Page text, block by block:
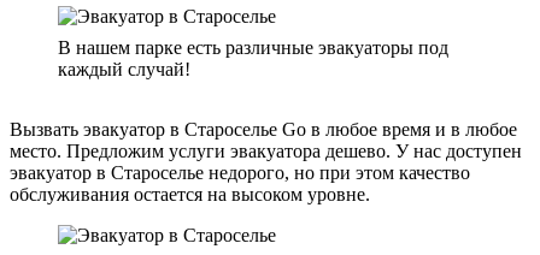
В нашем парке есть различные эвакуаторы под
каждый случай!
Вызвать эвакуатор в Староселье Go в любое время и в любое
место. Предложим услуги эвакуатора дешево. У нас доступен
эвакуатор в Староселье недорого, но при этом качество
обслуживания остается на высоком уровне.